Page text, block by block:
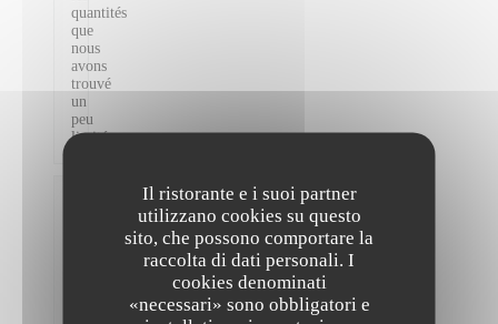
Il ristorante e i suoi partner
utilizzano cookies su questo
sito, che possono comportare la
raccolta di dati personali. I
cookies denominati
«necessari» sono obbligatori e
quantités
que
nous
avons
trouvé
un
peu
limitées.
Valentine